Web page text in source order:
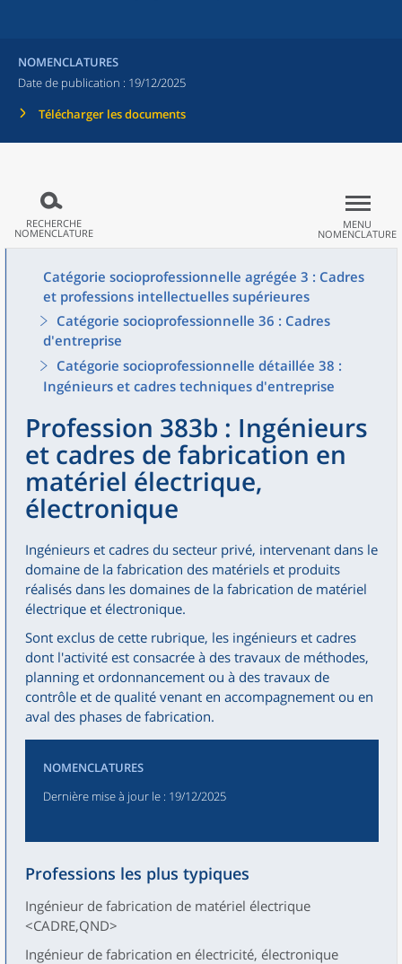
NOMENCLATURES
Date de publication : 19/12/2025
Télécharger les documents
RECHERCHE
NOMENCLATURE
MENU
NOMENCLATURE
Catégorie socioprofessionnelle agrégée 3 : Cadres
et professions intellectuelles supérieures
Catégorie socioprofessionnelle 36 : Cadres
d'entreprise
Catégorie socioprofessionnelle détaillée 38 :
Ingénieurs et cadres techniques d'entreprise
Profession 383b : Ingénieurs
et cadres de fabrication en
matériel électrique,
électronique
Ingénieurs et cadres du secteur privé, intervenant dans le
domaine de la fabrication des matériels et produits
réalisés dans les domaines de la fabrication de matériel
électrique et électronique.
Sont exclus de cette rubrique, les ingénieurs et cadres
dont l'activité est consacrée à des travaux de méthodes,
planning et ordonnancement ou à des travaux de
contrôle et de qualité venant en accompagnement ou en
aval des phases de fabrication.
NOMENCLATURES
Dernière mise à jour le : 19/12/2025
Professions les plus typiques
Ingénieur de fabrication de matériel électrique
<CADRE,QND>
Ingénieur de fabrication en électricité, électronique